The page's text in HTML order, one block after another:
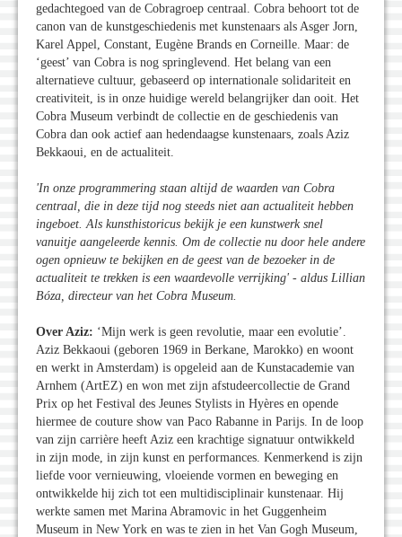
gedachtegoed van de Cobragroep centraal. Cobra behoort tot de
canon van de kunstgeschiedenis met kunstenaars als Asger Jorn,
Karel Appel, Constant, Eugène Brands en Corneille. Maar: de
‘geest’ van Cobra is nog springlevend. Het belang van een
alternatieve cultuur, gebaseerd op internationale solidariteit en
creativiteit, is in onze huidige wereld belangrijker dan ooit. Het
Cobra Museum verbindt de collectie en de geschiedenis van
Cobra dan ook actief aan hedendaagse kunstenaars, zoals Aziz
Bekkaoui, en de actualiteit.
'In onze programmering staan altijd de waarden van Cobra
centraal, die in deze tijd nog steeds niet aan actualiteit hebben
ingeboet. Als kunsthistoricus bekijk je een kunstwerk snel
vanuitje aangeleerde kennis. Om de collectie nu door hele andere
ogen opnieuw te bekijken en de geest van de bezoeker in de
actualiteit te trekken is een waardevolle verrijking' - aldus Lillian
Bóza, directeur van het Cobra Museum.
Over Aziz: ‘Mijn werk is geen revolutie, maar een evolutie’.
Aziz Bekkaoui (geboren 1969 in Berkane, Marokko) en woont
en werkt in Amsterdam) is opgeleid aan de Kunstacademie van
Arnhem (ArtEZ) en won met zijn afstudeercollectie de Grand
Prix op het Festival des Jeunes Stylists in Hyères en opende
hiermee de couture show van Paco Rabanne in Parijs. In de loop
van zijn carrière heeft Aziz een krachtige signatuur ontwikkeld
in zijn mode, in zijn kunst en performances. Kenmerkend is zijn
liefde voor vernieuwing, vloeiende vormen en beweging en
ontwikkelde hij zich tot een multidisciplinair kunstenaar. Hij
werkte samen met Marina Abramovic in het Guggenheim
Museum in New York en was te zien in het Van Gogh Museum,